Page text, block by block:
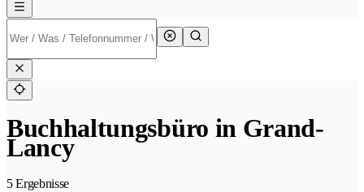
Buchhaltungsbüro in Grand-
Lancy
5 Ergebnisse